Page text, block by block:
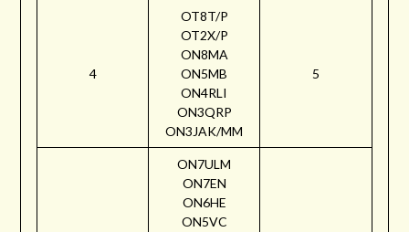
4
OT8T/P
OT2X/P
ON8MA
ON5MB
ON4RLI
ON3QRP
ON3JAK/MM
5
ON7ULM
ON7EN
ON6HE
ON5VC